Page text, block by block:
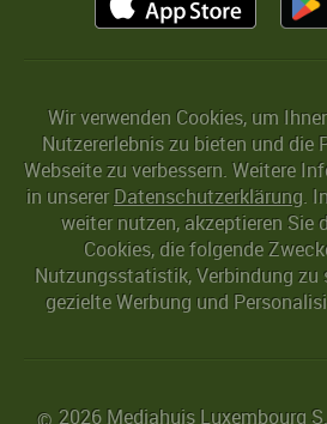
Wir verwenden Cookies, um
Nutzererlebnis zu bieten und die
Webseite zu verbessern. Weitere
in unserer Datenschutzerklärung.
weiter nutzen, akzeptieren Sie
Cookies, die folgende
Nutzungsstatistik, Verbindung zu
gezielte Werbung und
2026 Mediahuis Luxembourg